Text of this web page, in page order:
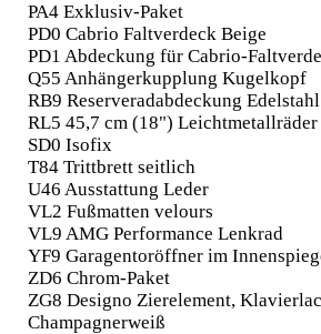
PA4 Exklusiv-Paket
PD0 Cabrio Faltverdeck Beige
PD1 Abdeckung für Cabrio-
Q55 Anhängerkupplung Kugelkopf
RB9 Reserveradabdeckung Edelstahl
RL5 45,7 cm (18") Leichtmetallräder
SD0 Isofix
T84 Trittbrett seitlich
U46 Ausstattung Leder
VL2 Fußmatten velours
VL9 AMG Performance Lenkrad
YF9 Garagentoröffner im
ZD6 Chrom-Paket
ZG8 Designo Zierelement,
Champagnerweiß